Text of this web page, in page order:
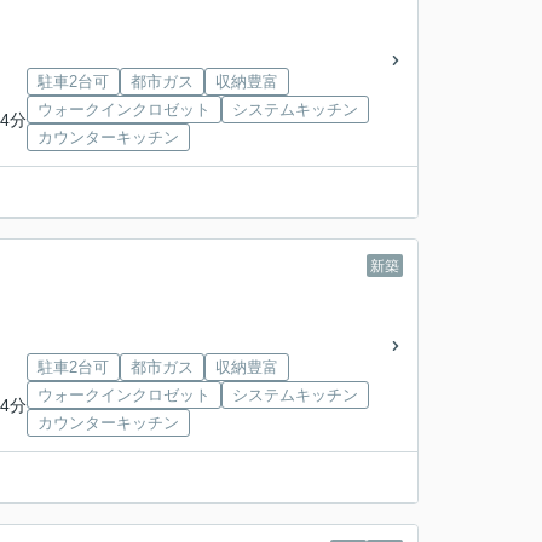
分
駐車2台可 都市ガス
収納豊富
ウォークインクロゼット
システムキッチン
カウンターキッチン
新築
分
駐車2台可 都市ガス
収納豊富
ウォークインクロゼット
システムキッチン
カウンターキッチン